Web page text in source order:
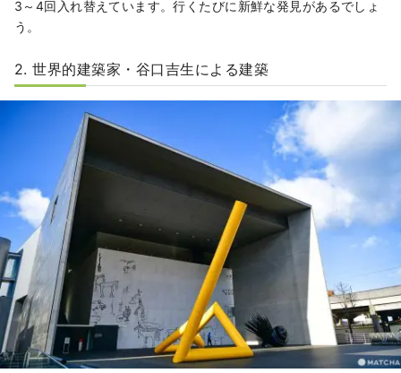
3～4回入れ替えています。行くたびに新鮮な発見があるでしょ
う。
2. 世界的建築家・谷口吉生による建築